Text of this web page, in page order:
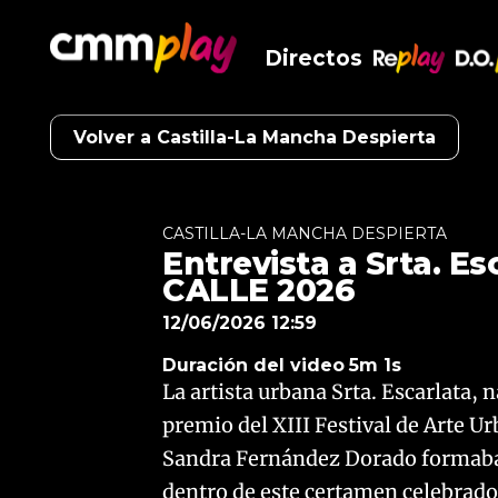
Directos
Volver a Castilla-La Mancha Despierta
CASTILLA-LA MANCHA DESPIERTA
Entrevista a Srta.
CALLE 2026
12/06/2026 12:59
Duración del video 5m 1s
La artista urbana Srta. Escarlata,
premio del XIII Festival de Arte
Sandra Fernández Dorado
dentro de este certamen